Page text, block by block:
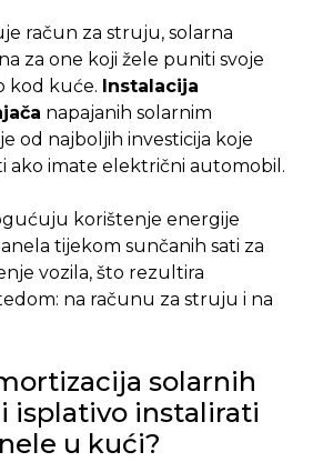
račun za struju, solarna
za one koji žele puniti svoje
kod kuće. Instalacija
napajanih solarnim
od najboljih investicija koje
ako imate električni automobil.
korištenje energije
tijekom sunčanih sati za
vozila, što rezultira
na računu za struju i na
solarnih
isplativo instalirati
u kući?